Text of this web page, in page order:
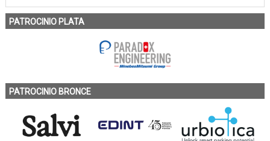
PATROCINIO PLATA
PATROCINIO BRONCE